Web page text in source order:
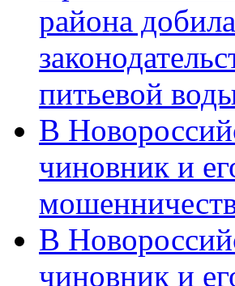
района
питьевой
В
чиновник и
В
чиновник и